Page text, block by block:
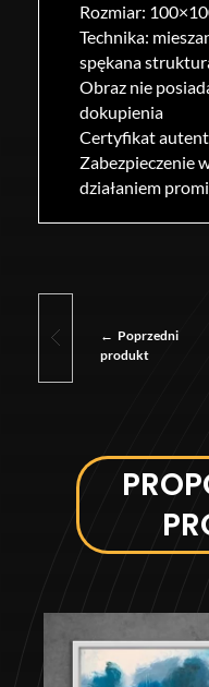
Rozmiar:
Technika:
spękana
Obraz nie
dokupienia
Certyfikat
Zabezpieczenie
działaniem
Poprzedni
produkt